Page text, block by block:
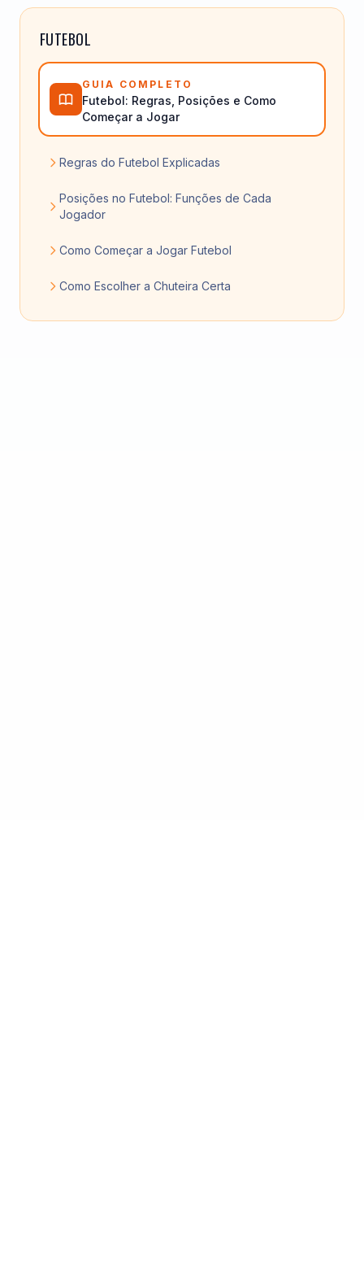
FUTEBOL
GUIA COMPLETO
Futebol: Regras, Posições e Como
Começar a Jogar
Regras do Futebol Explicadas
Posições no Futebol: Funções de Cada
Jogador
Como Começar a Jogar Futebol
Como Escolher a Chuteira Certa